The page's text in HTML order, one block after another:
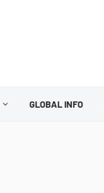
GLOBAL INFO